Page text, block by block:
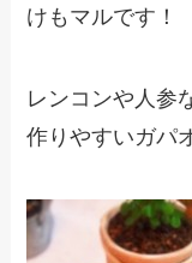
けもマルです！
レンコンや人参
作りやすいガパ